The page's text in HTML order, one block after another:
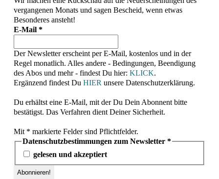
vergangenen Monats und sagen Bescheid, wenn etwas
Besonderes ansteht!
E-Mail *
Der Newsletter erscheint per E-Mail, kostenlos und in der
Regel monatlich. Alles andere - Bedingungen, Beendigung
des Abos und mehr - findest Du hier: KLICK.
Ergänzend findest Du HIER unsere Datenschutzerklärung.
Du erhältst eine E-Mail, mit der Du Dein Abonnent bitte
bestätigst. Das Verfahren dient Deiner Sicherheit.
Mit * markierte Felder sind Pflichtfelder.
Datenschutzbestimmungen zum Newsletter *
gelesen und akzeptiert